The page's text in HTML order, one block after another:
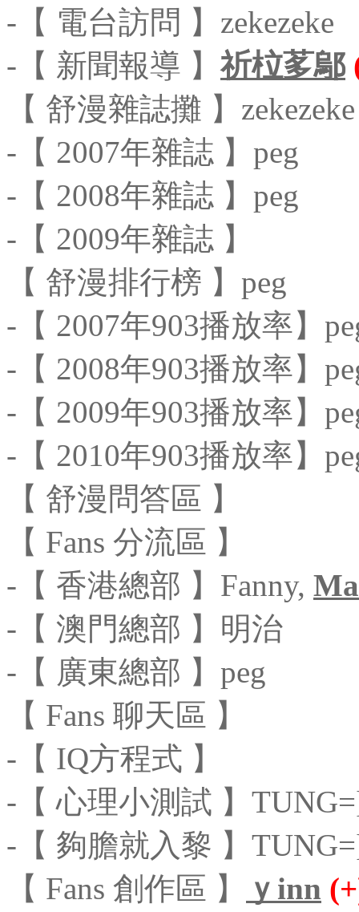
-【 電台訪問 】zekezeke
-【 新聞報導 】祈柆茤鄔
【 舒漫雜誌攤 】zekezeke
-【 2007年雜誌 】peg
-【 2008年雜誌 】peg
-【 2009年雜誌 】
【 舒漫排行榜 】peg
-【 2007年903播放率】
-【 2008年903播放率】
-【 2009年903播放率】
-【 2010年903播放率】
【 舒漫問答區 】
【 Fans 分流區 】
-【 香港總部 】Fanny,
-【 澳門總部 】明治
-【 廣東總部 】peg
【 Fans 聊天區 】
-【 IQ方程式 】
-【 心理小測試 】
-【 夠膽就入黎 】
【 Fans 創作區 】
ｙinn